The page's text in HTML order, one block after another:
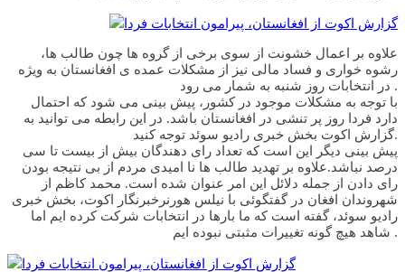
گزارش اکوت از افغانستان، پیرامون انتخابات فردا
علاوه بر اعمال خشونت از سوی برخی از گروه ها چون طالب ها،
رشوه خواری و فساد مالی نیز از مشکلات عمده ی افغانستان به ویژه
در انتخابات روز شنبه به شمار می رود .
با توجه به مشکلات موجود در کشور، پیش بینی می شود که احتمال
دارد فردا روز پر تنشی در افغانستان باشد. در این رابطه می توانید به
گزارش اکوت بخش خبری رادیو سوئد توجه کنید.
پیش بینی دیگر این است که تعداد رای دهندگان بیش از بیست تا سی
درصد نباشد.علاوه بر تهدید طالب ها نا امیدی مردم از بی نتیجه بودن
رای دادن از جمله دلائل این امر عنوان شده است. محمد کاظم از
شهروندان افغان در گفتگوئی با نیلس هورنرخبرنگار اکوت، بخش خبری
رادیو سوئد، گفته است که ما بارها در انتخابات شرکت کرده ایم اما
شاهد هیچ گونه تغییرات مثبتی نبوده ایم .
گزارش اکوت از افغانستان، پیرامون انتخابات فردا